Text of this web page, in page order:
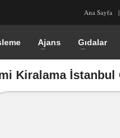
Ana Sayfa
Ajans Gıdalar
Kiralama İstanbul